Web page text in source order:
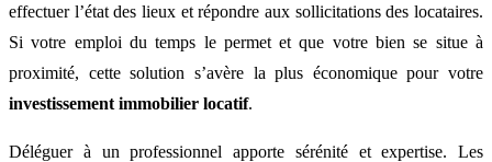
effectuer l’état des lieux et répondre aux sollicitations des locataires.
Si votre emploi du temps le permet et que votre bien se situe à
proximité, cette solution s’avère la plus économique pour votre
investissement immobilier locatif.
Déléguer à un professionnel apporte sérénité et expertise. Les